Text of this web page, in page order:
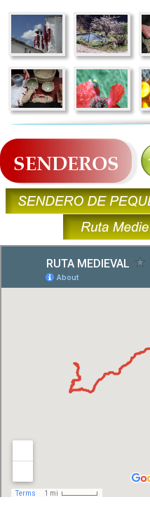
SENDEROS